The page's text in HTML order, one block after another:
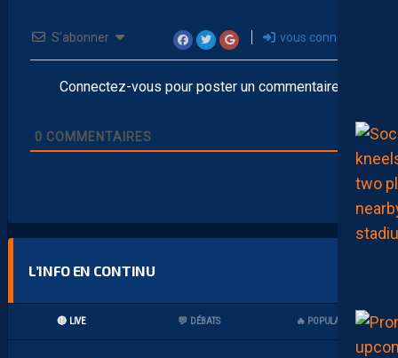
S’abonner vous connecter
Connectez-vous pour poster un commentaire
0 COMMENTAIRES
L’INFO EN CONTINU
🔴 LIVE 💬 DÉBATS 🔥 POPULAIRES